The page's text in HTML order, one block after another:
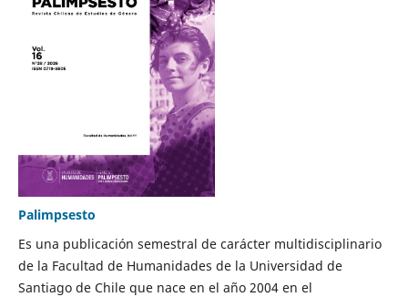
Palimpsesto
Es una publicación semestral de carácter multidisciplinario
de la Facultad de Humanidades de la Universidad de
Santiago de Chile que nace en el año 2004 en el